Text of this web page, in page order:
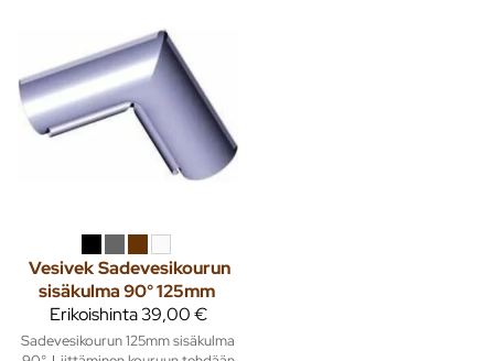
Vesivek Sadevesikourun
sisäkulma 90° 125mm
Erikoishinta39,00 €
Sadevesikourun 125mm sisäkulma